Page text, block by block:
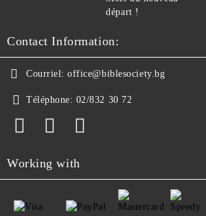
départ !
Contact Information:
Courriel: office@biblesociety.bg
Téléphone: 02/832 30 72
Working with